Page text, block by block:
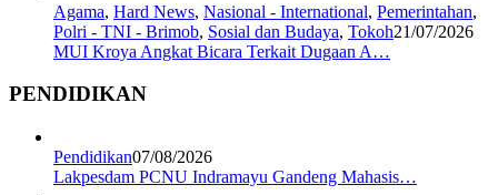
Agama, Hard News, Nasional - International, Pemerintahan,
Polri - TNI - Brimob, Sosial dan Budaya, Tokoh21/07/2026
MUI Kroya Angkat Bicara Terkait Dugaan A…
PENDIDIKAN
Pendidikan07/08/2026
Lakpesdam PCNU Indramayu Gandeng Mahasis…